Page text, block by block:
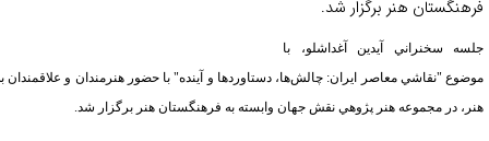
هنر برگزار شد.
سخنراني آيدين آغداشلو، با
"نقاشي معاصر ايران: چالش‌ها، دستاوردها و آينده" با حضور هنرمندان و علاقمندان به
در مجموعه هنر پژوهي نقش جهان وابسته به فرهنگستان هنر برگزار شد.